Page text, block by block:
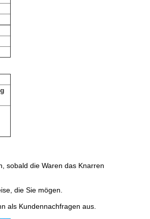
sobald die Waren das Knarren
die Sie mögen.
als Kundennachfragen aus.